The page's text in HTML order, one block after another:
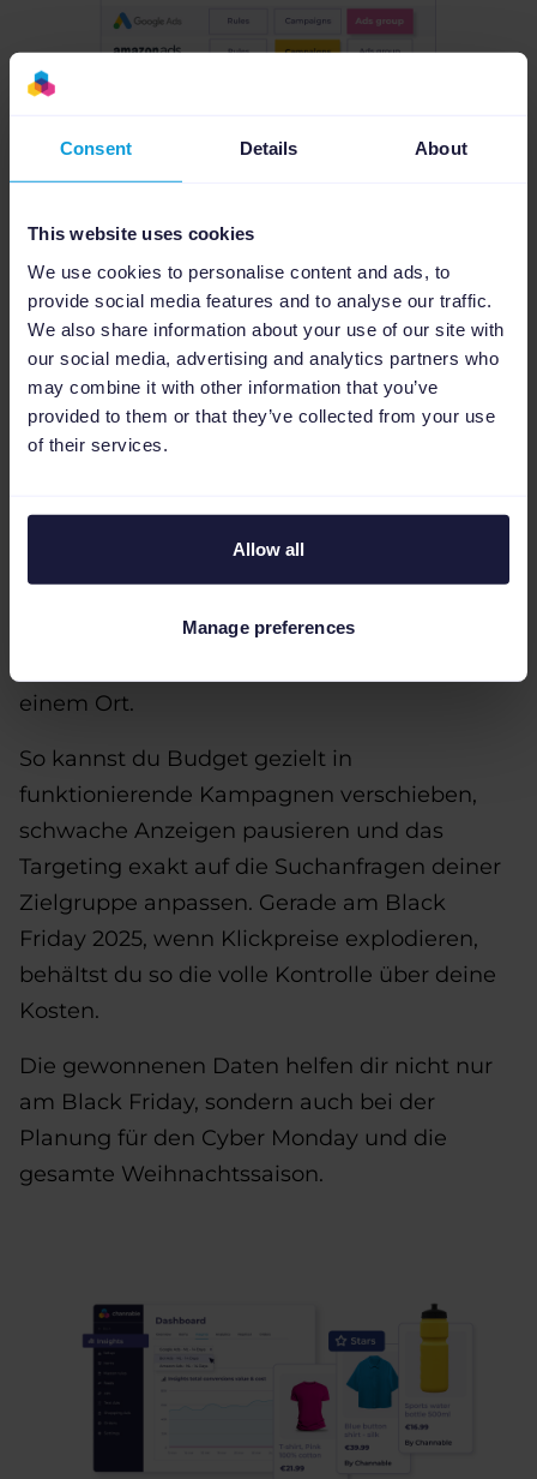
Consent Details About
This website uses cookies
We use cookies to personalise content and ads, to
provide social media features and to analyse our traffic.
We also share information about your use of our site with
our social media, advertising and analytics partners who
may combine it with other information that you’ve
provided to them or that they’ve collected from your use
of their services.
Allow all
Manage preferences
Ad-Performance auf allen Kanälen
im Blick behalten
Ob bei einerAmazon-PPC-Kampagne
Google Ad Best Practiceszu folgen:
Entscheidend ist, jederzeit zu wissen, welche
den Analytics von Channable siehst du die
einem Ort.
So kannst du Budget gezielt in
funktionierende Kampagnen verschieben,
schwache Anzeigen pausieren und das
Targeting exakt auf die Suchanfragen deiner
Zielgruppe anpassen. Gerade am Black
Friday 2025, wenn Klickpreise explodieren,
behältst du so die volle Kontrolle über deine
Kosten.
Die gewonnenen Daten helfen dir nicht nur
am Black Friday, sondern auch bei der
Planung für den Cyber Monday und die
gesamte Weihnachtssaison.